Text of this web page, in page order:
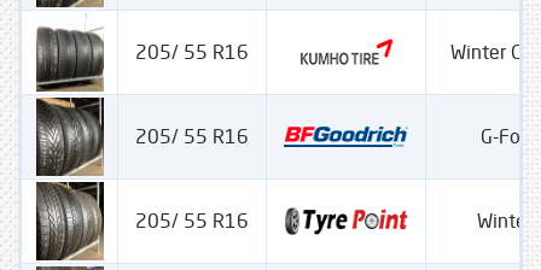
205/ 55 R16 Winter
205/ 55 R16 G-
205/ 55 R16 Winter